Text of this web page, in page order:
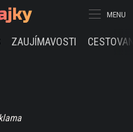
MENU
ZAUJÍMAVOSTI